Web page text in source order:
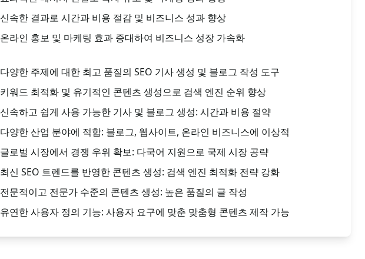
신속한 결과로 시간과 비용 절감 및 비즈니스 성과 향상
온라인 홍보 및 마케팅 효과 증대하여 비즈니스 성장 가속화
다양한 주제에 대한 최고 품질의 SEO 기사 생성 및 블로그 작성 도구
키워드 최적화 및 유기적인 콘텐츠 생성으로 검색 엔진 순위 향상
신속하고 쉽게 사용 가능한 기사 및 블로그 생성: 시간과 비용 절약
다양한 산업 분야에 적합: 블로그, 웹사이트, 온라인 비즈니스에 이상적
글로벌 시장에서 경쟁 우위 확보: 다국어 지원으로 국제 시장 공략
최신 SEO 트렌드를 반영한 콘텐츠 생성: 검색 엔진 최적화 전략 강화
전문적이고 전문가 수준의 콘텐츠 생성: 높은 품질의 글 작성
유연한 사용자 정의 기능: 사용자 요구에 맞춘 맞춤형 콘텐츠 제작 가능